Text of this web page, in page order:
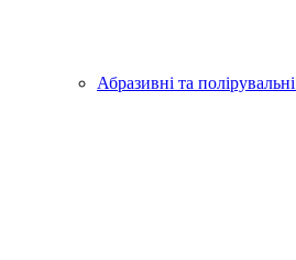
Абразивні та